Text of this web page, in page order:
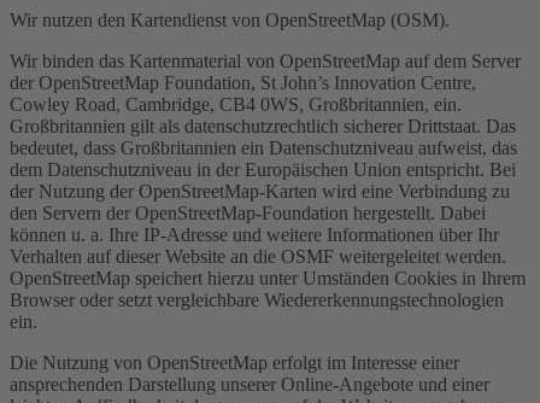
Wir nutzen den Kartendienst von OpenStreetMap (OSM).
Wir binden das Kartenmaterial von OpenStreetMap auf dem Server
der OpenStreetMap Foundation, St John’s Innovation Centre,
Cowley Road, Cambridge, CB4 0WS, Großbritannien, ein.
Großbritannien gilt als datenschutzrechtlich sicherer Drittstaat. Das
bedeutet, dass Großbritannien ein Datenschutzniveau aufweist, das
dem Datenschutzniveau in der Europäischen Union entspricht. Bei
der Nutzung der OpenStreetMap-Karten wird eine Verbindung zu
den Servern der OpenStreetMap-Foundation hergestellt. Dabei
können u. a. Ihre IP-Adresse und weitere Informationen über Ihr
Verhalten auf dieser Website an die OSMF weitergeleitet werden.
OpenStreetMap speichert hierzu unter Umständen Cookies in Ihrem
Browser oder setzt vergleichbare Wiedererkennungstechnologien
ein.
Die Nutzung von OpenStreetMap erfolgt im Interesse einer
ansprechenden Darstellung unserer Online-Angebote und einer